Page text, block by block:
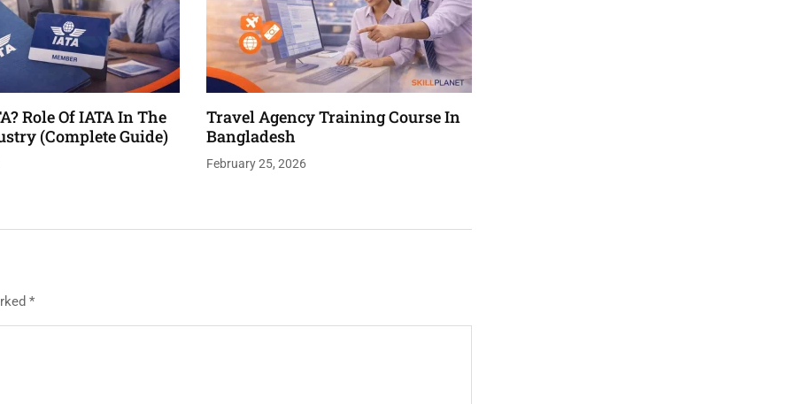
Role Of IATA In The
(Complete Guide)
Travel Agency Training Course In
Bangladesh
February 25, 2026
*